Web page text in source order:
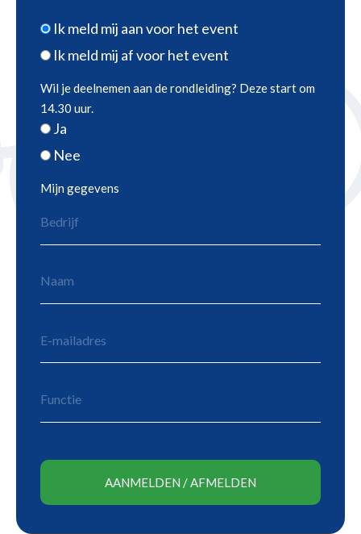
Ik meld mij aan voor het event
Ik meld mij af voor het event
Wil je deelnemen aan de rondleiding? Deze start om
14.30 uur.
Ja
Nee
Mijn gegevens